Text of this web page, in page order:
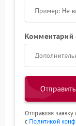
Комментарий
Отправляя
с Политикой